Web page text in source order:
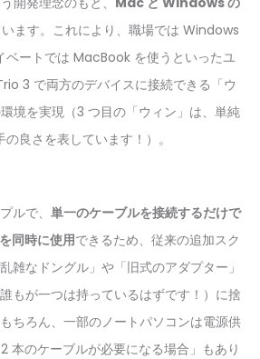
います。これにより、職場では Windows
ベートでは MacBook を使うといったユ
3 で両方のデバイスに接続できる「ウ
境を実現（3 つ目の「ウィン」は、単純
の良さを表しています！）。
ルで、 単一のケーブルを接続するだけで
同時に使用できるため、従来の追加スク
雑なドングル」や「旧式のアダプター」
もが一つは持っているはずです！）に捨
ちろん、一部のノートパソコンは電源供
本のケーブルが必要になる場合」もあり